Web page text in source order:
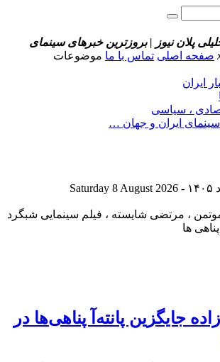
پلان نیوز | بروزترین خبرهای سینمای
صفحه اصلی تماس با ما موضوعات
ایران
، سیاسی
سینمای ایران و جهان …
، مرتضی شایسته ، فیلم سینمایی شبگرد
ها
جایگزین پانته‌آ پناهی‌ها در